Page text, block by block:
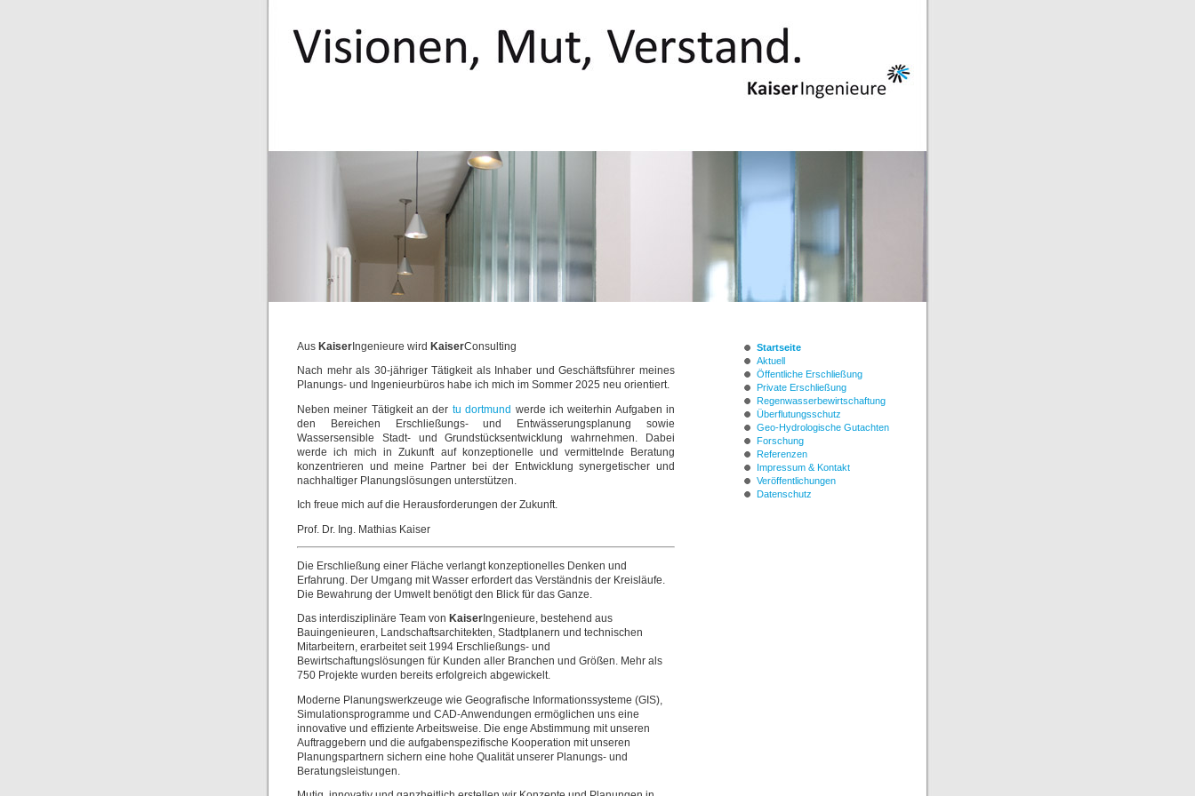
Aus Kaiser Ingenieure wird KaiserConsulting
Nach mehr als 30-jähriger Tätigkeit als Inhaber und Geschäftsführer meines
Planungs- und Ingenieurbüros habe ich mich im Sommer 2025 neu orientiert.
Neben meiner Tätigkeit an der tu dortmund werde ich weiterhin Aufgaben in
den Bereichen Erschließungs- und Entwässerungsplanung sowie
Wassersensible Stadt- und Grundstücksentwicklung wahrnehmen. Dabei
werde ich mich in Zukunft auf konzeptionelle und vermittelnde Beratung
konzentrieren und meine Partner bei der Entwicklung synergetischer und
nachhaltiger Planungslösungen unterstützen.
Ich freue mich auf die Herausforderungen der Zukunft.
Prof. Dr. Ing. Mathias Kaiser
Die Erschließung einer Fläche verlangt konzeptionelles Denken und
Erfahrung. Der Umgang mit Wasser erfordert das Verständnis der Kreisläufe.
Die Bewahrung der Umwelt benötigt den Blick für das Ganze.
Das interdisziplinäre Team von Kaiser Ingenieure, bestehend aus
Bauingenieuren, Landschaftsarchitekten, Stadtplanern und technischen
Mitarbeitern, erarbeitet seit 1994 Erschließungs- und
Bewirtschaftungslösungen für Kunden aller Branchen und Größen. Mehr als
750 Projekte wurden bereits erfolgreich abgewickelt.
Moderne Planungswerkzeuge wie Geografische Informationssysteme (GIS),
Simulationsprogramme und CAD-Anwendungen ermöglichen uns eine
innovative und effiziente Arbeitsweise. Die enge Abstimmung mit unseren
Auftraggebern und die aufgabenspezifische Kooperation mit unseren
Planungspartnern sichern eine hohe Qualität unserer Planungs- und
Beratungsleistungen.
Startseite
Aktuell
Öffentliche Erschließung
Private Erschließung
Regenwasserbewirtschaftung
Überflutungsschutz
Geo-Hydrologische Gutachten
Forschung
Referenzen
Impressum & Kontakt
Veröffentlichungen
Datenschutz